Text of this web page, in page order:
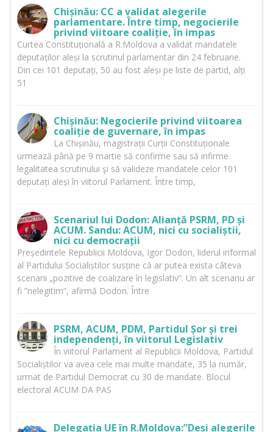
Chișinău: CC a validat alegerile
parlamentare. Între timp, negocierile
privind viitoare coaliție, în impas
Curtea Constituțională a R.Moldova a validat mandatele
deputaților aleși la scrutinul parlamentar din 24 februarie.
Din cei 101 deputați, 50 au fost aleși pe liste de partid, alți
51
Chișinău: Negocierile privind viitoarea
coaliție de guvernare, în impas
La Chișinău, magistrații Curții Constituționale
urmează până pe 9 martie să confirme sau să infirme
legalitatea scrutinului şi să valideze mandatele celor 101
deputați aleși în viitorul Parlament. Între timp,
Scenariul lui Dodon: Alianță PSRM, PD și
ACUM. Sandu: ACUM, nici cu socialiștii,
nici cu democrații
Președintele Republicii Moldova, Igor Dodon, liderul informal
al Partidului Socialiștilor susține că ar putea exista câteva
scenarii „pozitive de coalizare în legislativ”. Un alt scenariu ar
fi ”nelegitim”, afirmă Dodon. Între
PSRM, ACUM, PDM, Partidul Șor și trei
independenți, în viitorul Legislativ
În viitorul Parlament al Republicii Moldova, Partidul
Socialiștilor va avea cele mai multe mandate, 35 la număr,
urmat de Partidul Democrat cu 30 de mandate. Blocul
electoral ACUM DA PAS
Delegația UE în R.Moldova:”Deși alegerile